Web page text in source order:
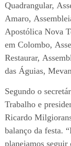
Quadrangular,
Amaro,
Apostólica Nova
em Colombo,
Restaurar,
das Águias,
Segundo o
Trabalho e
Ricardo
balanço da festa.
planejamos seguir